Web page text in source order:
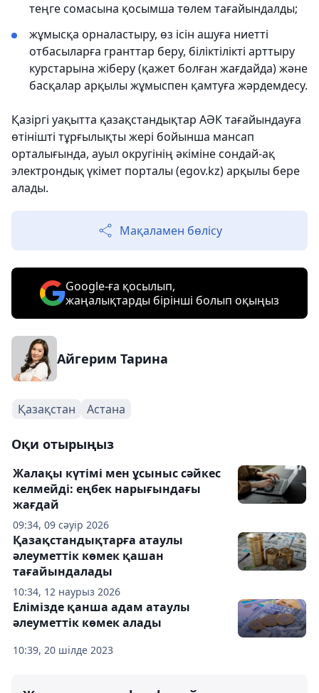
теңге сомасына қосымша төлем тағайындалды;
жұмысқа орналастыру, өз ісін ашуға ниетті
отбасыларға гранттар беру, біліктілікті арттыру
курстарына жіберу (қажет болған жағдайда) және
басқалар арқылы жұмыспен қамтуға жәрдемдесу.
Қазіргі уақытта қазақстандықтар АӘК тағайындауға
өтінішті тұрғылықты жері бойынша мансап
орталығында, ауыл округінің әкіміне сондай-ақ
электрондық үкімет порталы (egov.kz) арқылы бере
алады.
Мақаламен бөлісу
Google-ға қосылып,
жаңалықтарды бірінші болып оқыңыз
Айгерим Тарина
Қазақстан Астана
Оқи отырыңыз
09:34, 09 сәуір 2026
Жалақы күтімі мен ұсыныс сәйкес
келмейді: еңбек нарығындағы
жағдай
10:34, 12 наурыз 2026
Қазақстандықтарға атаулы
әлеуметтік көмек қашан
тағайындалады
10:39, 20 шілде 2023
Елімізде қанша адам атаулы
әлеуметтік көмек алады